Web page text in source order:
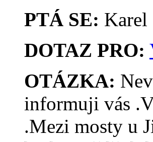
PTÁ SE: Karel
DOTAZ PRO:
OTÁZKA:
informuji vás
.Mezi mosty u